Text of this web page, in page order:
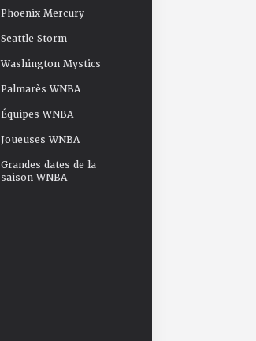
Phoenix Mercury
Seattle Storm
Washington Mystics
Palmarès WNBA
Équipes WNBA
Joueuses WNBA
Grandes dates de la
saison WNBA